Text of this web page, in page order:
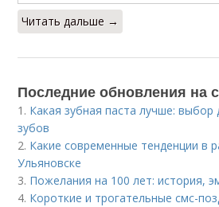
Читать дальше →
Последние обновления на
1. Какая зубная паста лучше:
зубов
2. Какие современные тенденции в
Ульяновске
3. Пожелания на 100 лет: история,
4. Короткие и трогательные смс-